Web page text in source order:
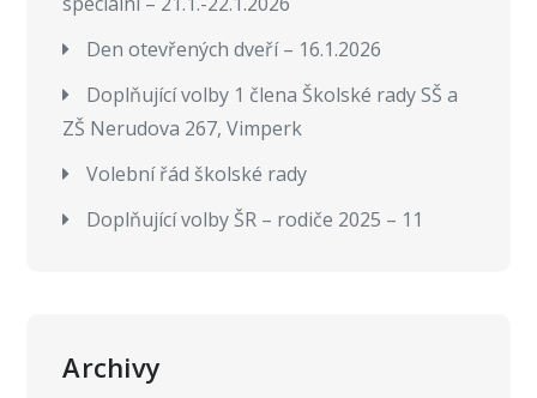
Den otevřených dveří – 16.1.2026
Doplňující volby 1 člena Školské rady SŠ a
ZŠ Nerudova 267, Vimperk
Volební řád školské rady
Doplňující volby ŠR – rodiče 2025 – 11
Archivy